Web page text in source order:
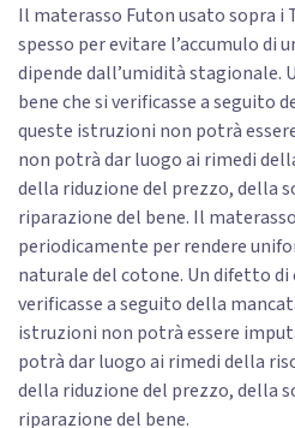
Il materasso Futon usato sopra
spesso per evitare l’accumulo di
dipende dall’umidità stagionale.
bene che si verificasse a seguito
queste istruzioni non potrà
non potrà dar luogo ai rimedi
della riduzione del prezzo, della
riparazione del bene. Il
periodicamente per rendere
naturale del cotone. Un difetto
verificasse a seguito della
istruzioni non potrà essere
potrà dar luogo ai rimedi della
della riduzione del prezzo, della
riparazione del bene.